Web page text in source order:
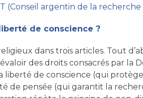
(Conseil argentin de la
de conscience ?
dans trois articles. Tout
des droits consacrés par la
de conscience (qui
de pensée (qui garantit la